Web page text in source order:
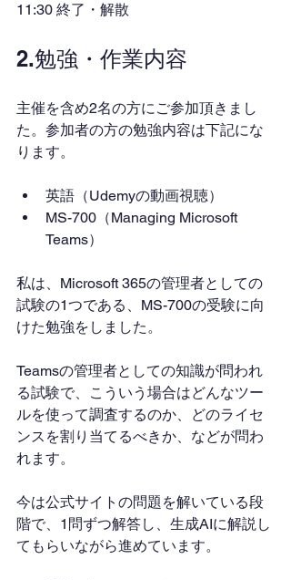
11:30 終了・解散
2.勉強・作業内容
主催を含め2名の方にご参加頂きまし
た。参加者の方の勉強内容は下記にな
ります。
英語（Udemyの動画視聴）
MS-700（Managing Microsoft
Teams）
私は、Microsoft 365の管理者としての
試験の1つである、MS-700の受験に向
けた勉強をしました。
Teamsの管理者としての知識が問われ
る試験で、こういう場合はどんなツー
ルを使って調査するのか、どのライセ
ンスを割り当てるべきか、などが問わ
れます。
今は公式サイトの問題を解いている段
階で、1問ずつ解答し、生成AIに解説し
てもらいながら進めています。